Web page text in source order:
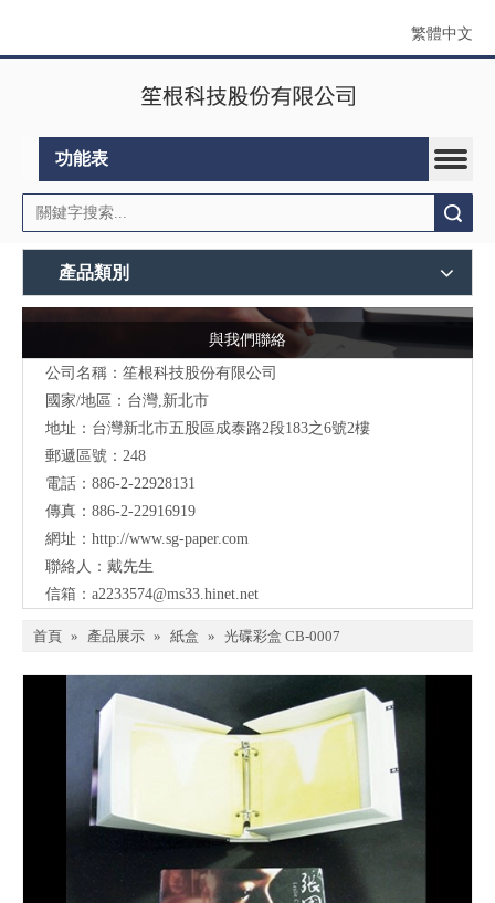
繁體中文
功能表
產品類別
與我們聯絡
公司名稱：笙根科技股份有限公司
國家/地區：台灣,新北市
地址：台灣新北市五股區成泰路2段183之6號2樓
郵遞區號：248
電話：886-2-22928131
傳真：886-2-22916919
網址： http://www.sg-paper.com
聯絡人：戴先生
信箱： a2233574@ms33.hinet.net
首頁 » 產品展示 » 紙盒 » 光碟彩盒 CB-0007